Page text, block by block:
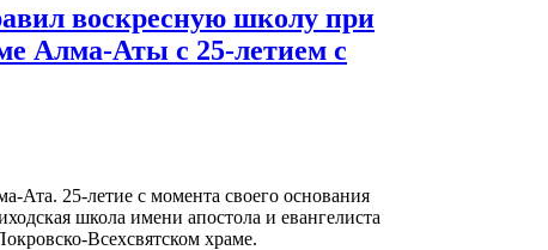
воскресную школу при
Алма-Аты с 25-летием с
Ата. 25-летие с момента своего основания
школа имени апостола и евангелиста
Всехсвятском храме.